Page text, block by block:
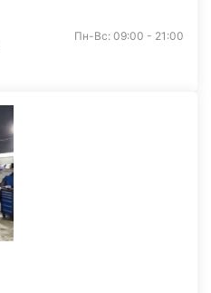
Пн-Вс: 09:00 - 21:00